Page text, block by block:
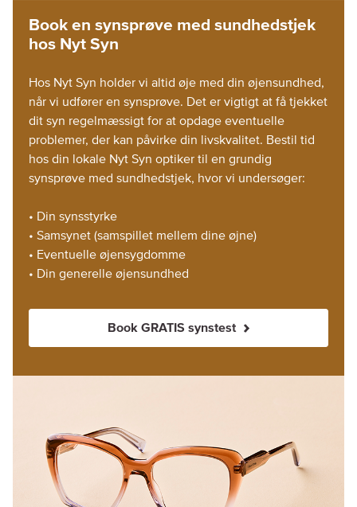
Book en synsprøve med sundhedstjek
hos Nyt Syn
Hos Nyt Syn holder vi altid øje med din øjensundhed,
når vi udfører en synsprøve. Det er vigtigt at få tjekket
dit syn regelmæssigt for at opdage eventuelle
problemer, der kan påvirke din livskvalitet. Bestil tid
hos din lokale Nyt Syn optiker til en grundig
synsprøve med sundhedstjek, hvor vi undersøger:
• Din synsstyrke
• Samsynet (samspillet mellem dine øjne)
• Eventuelle øjensygdomme
• Din generelle øjensundhed
Book GRATIS synstest